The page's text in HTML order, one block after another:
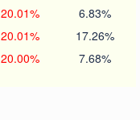
20.01% 6.83%
20.01% 17.26%
20.00% 7.68%